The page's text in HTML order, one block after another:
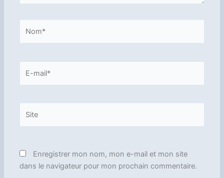
mail*
Enregistrer mon nom, mon e-mail et mon site
dans le navigateur pour mon prochain commentaire.